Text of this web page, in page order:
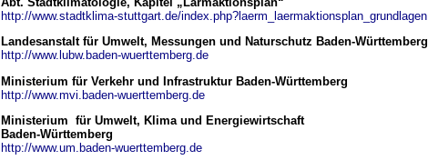
http://www.stadtklima-stuttgart.de/index.php?laerm_laermaktionsplan_grundlagen
Landesanstalt für Umwelt, Messungen und Naturschutz Baden-Württemberg
http://www.lubw.baden-wuerttemberg.de
Ministerium für Verkehr und Infrastruktur Baden-Württemberg
http://www.mvi.baden-wuerttemberg.de
Ministerium für Umwelt, Klima und Energiewirtschaft
Baden-Württemberg
http://www.um.baden-wuerttemberg.de